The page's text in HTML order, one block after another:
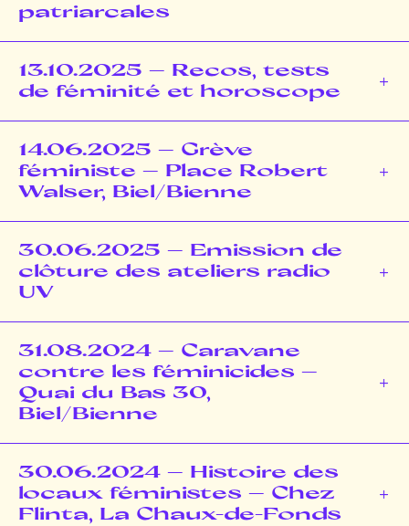
patriarcales
13.10.2025 – Recos, tests
de féminité et horoscope
14.06.2025 – Grève
féministe – Place Robert
Walser, Biel/Bienne
30.06.2025 – Emission de
clôture des ateliers radio
UV
31.08.2024 – Caravane
contre les féminicides –
Quai du Bas 30,
Biel/Bienne
30.06.2024 – Histoire des
locaux féministes – Chez
Flinta, La Chaux-de-Fonds